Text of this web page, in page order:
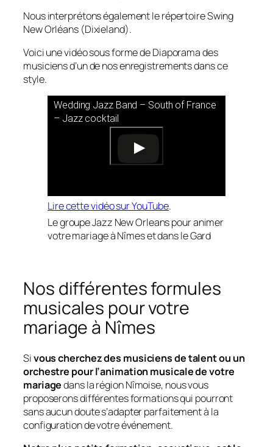
Nous interprétons également le répertoire Swing
New Orléans (Dixieland).
Voici une vidéo sous forme de Diaporama des
musiciens d’un de nos enregistrements dans ce
style.
Wedding Jazz Band – South of France
– Jazz cocktail
Lire cette vidéo sur YouTube.
Le groupe Jazz New Orleans pour animer
votre mariage à Nîmes et dans le Gard
Nos différentes formules
musicales pour votre
mariage à Nîmes
Sivous cherchez des musiciens de talent ou un
orchestre pour l’animation musicale de votre
mariagedans la région Nîmoise, nous vous
proposerons différentes formations qui pourront
sans aucun doute s’adapter parfaitement à la
configuration de votre événement.